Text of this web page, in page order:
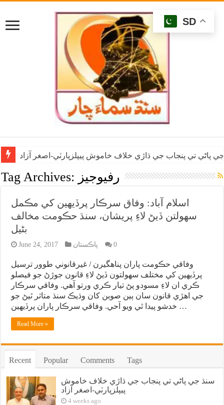
پاڻي تي پنجاب جي ڌاڙي خلاف خاموش پيپلزپارٽي-اصغر آزاد
Tag Archives: رفيوجيز
اسلام آباد: وفاق سرڪار پرڏيهين کي مڪمل
سهولتن ڏيڻ لاءِ پريشان، سنڌ حڪومت مخالف
بڻيل
June 24, 2017 پاڪستان 0
وفاقي حڪومت پاران پناهگيرن / غيرقانوني طوور ترسيل
پرڏيهين کي مختلف سهولتون ڏيڻ لاءِ قانون جوڙڻ جو فيصلو
ڪري ان لاءِ مسودو پڻ تيار ڪري ورتو آهي. وفاقي سرڪار
جي اهڙي قانون سان ٻين صوبن کان وڌيڪ سنڌ متاثر ٿيڻ جو
خدشو پيدا ٿي ويو آحي. وفاقي سرڪار پاران پرڏيهين …
Read More »
Recent Popular Comments Tags
سنڌ جي پاڻي تي پنجاب جي ڌاڙي خلاف خاموش
پيپلزپارٽي-اصغر آزاد
4 weeks ago
SD